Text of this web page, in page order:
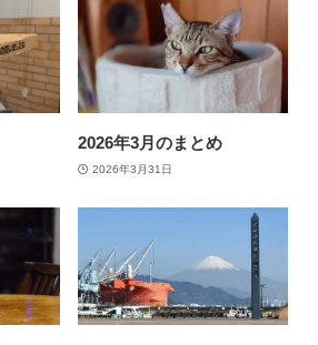
2026年3月のまとめ
2026年3月31日